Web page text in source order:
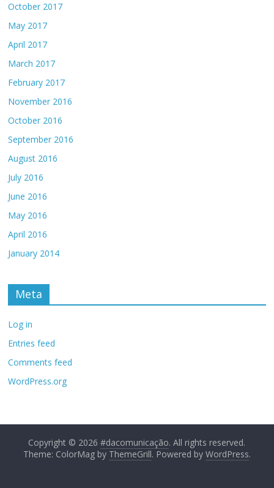
October 2017
May 2017
April 2017
March 2017
February 2017
November 2016
October 2016
September 2016
August 2016
July 2016
June 2016
May 2016
April 2016
January 2014
Meta
Log in
Entries feed
Comments feed
WordPress.org
Copyright © 2026#dacomunicação. All rights reserved.
Theme: ColorMag by ThemeGrill. Powered by WordPress.